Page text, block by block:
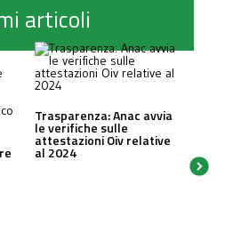
articoli
Trasparenza: Anac avvia
le verifiche sulle
attestazioni Oiv relative
al 2024